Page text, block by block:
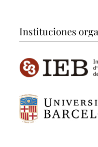
Instituciones